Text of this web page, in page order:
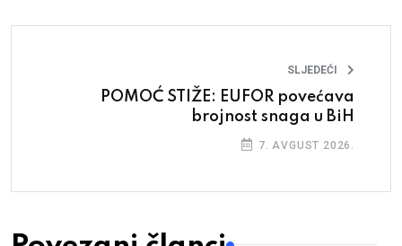
SLJEDEĆI
POMOĆ STIŽE: EUFOR povećava
brojnost snaga u BiH
7. AVGUST 2026.